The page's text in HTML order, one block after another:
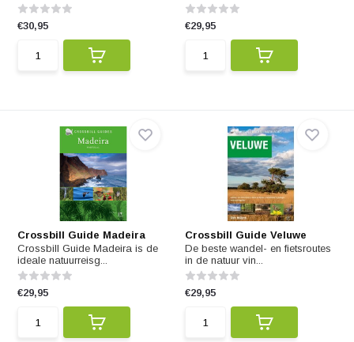
€30,95 €29,95
Crossbill Guide Madeira
Crossbill Guide Madeira is de
ideale natuurreisg...
€29,95
Crossbill Guide Veluwe
De beste wandel- en fietsroutes
in de natuur vin...
€29,95